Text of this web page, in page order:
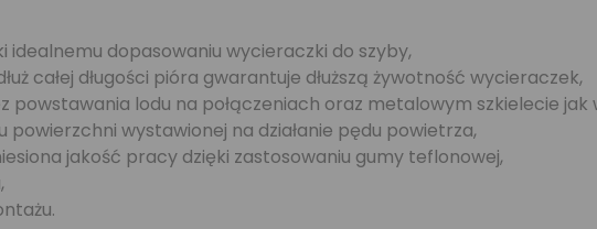
dopasowaniu wycieraczki do szyby,
całej długości pióra gwarantuje dłuższą żywotność wycieraczek,
powstawania lodu na połączeniach oraz metalowym szkielecie
powierzchni wystawionej na działanie pędu powietrza,
jakość pracy dzięki zastosowaniu gumy teflonowej,